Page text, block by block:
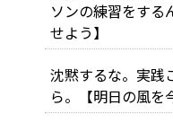
ソンの練習をする
せよう】
沈黙するな。実践
ら。【明日の風を